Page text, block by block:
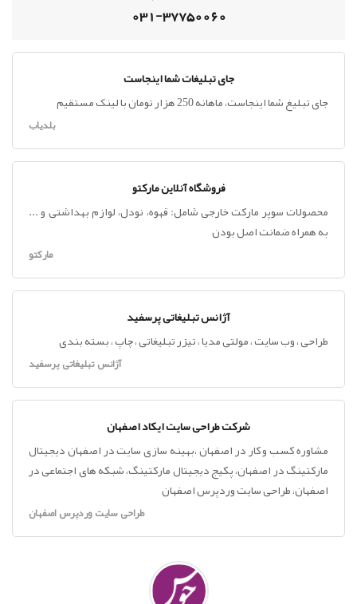
031-37750060
جای تبلیغات شما اینجاست
جای تبلیغ شما اینجاست، ماهانه 250 هزار تومان با لینک مستقیم
بلدیاب
فروشگاه آنلاین مارکتو
محصولات سوپر مارکت خارجی شامل: قهوه، نودل، لوازم بهداشتی و ...
به همراه ضمانت اصل بودن
مارکتو
آژانس تبلیغاتی پرسفید
طراحی ، وب سایت ، مولتی مدیا ، تیزر تبلیغاتی ، چاپ ، بسته بندی
آژانس تبلیغاتی پرسفید
شرکت طراحی سایت ایکاد اصفهان
مشاوره کسب و کار در اصفهان ،بهینه سازی سایت در اصفهان دیجیتال
مارکتینگ در اصفهان، پکیج دیجیتال مارکتینگ، شبکه های اجتماعی در
اصفهان، طراحی سایت وردپرس اصفهان
طراحی سایت وردپرس اصفهان